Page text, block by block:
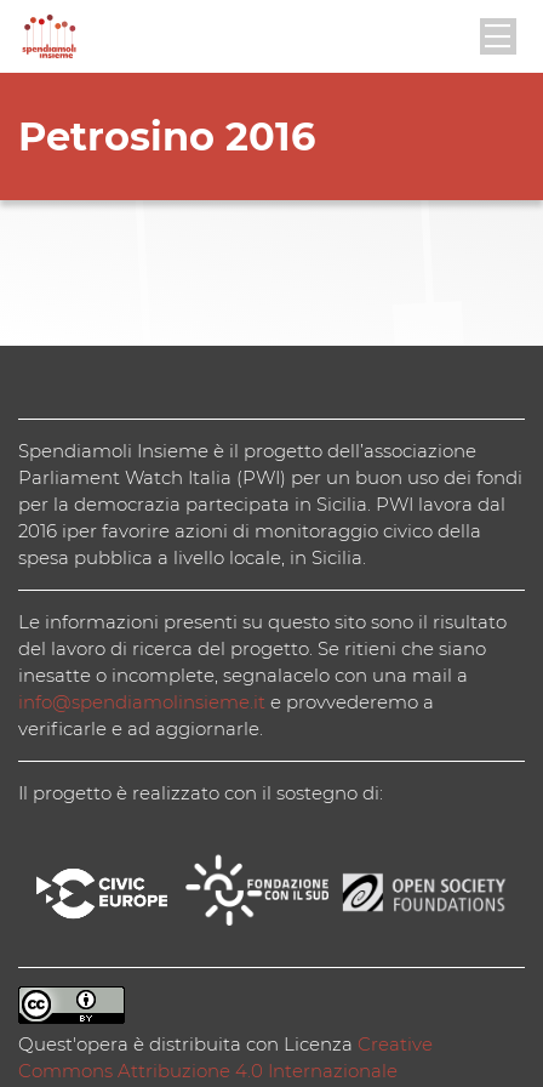
Petrosino 2016
Spendiamoli Insieme è il progetto dell’associazione
Parliament Watch Italia (PWI) per un buon uso dei fondi
per la democrazia partecipata in Sicilia. PWI lavora dal
2016 iper favorire azioni di monitoraggio civico della
spesa pubblica a livello locale, in Sicilia.
Le informazioni presenti su questo sito sono il risultato
del lavoro di ricerca del progetto. Se ritieni che siano
inesatte o incomplete, segnalacelo con una mail a
info@spendiamolinsieme.it e provvederemo a
verificarle e ad aggiornarle.
Il progetto è realizzato con il sostegno di:
Quest'opera è distribuita con Licenza Creative
Commons Attribuzione 4.0 Internazionale